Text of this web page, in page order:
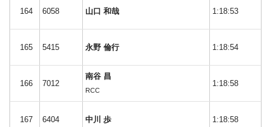
164 6058 山口 和哉 1:18:53
165 5415 永野 倫行 1:18:54
166 7012
南谷 昌
RCC
1:18:58
167 6404 中川 歩 1:18:58